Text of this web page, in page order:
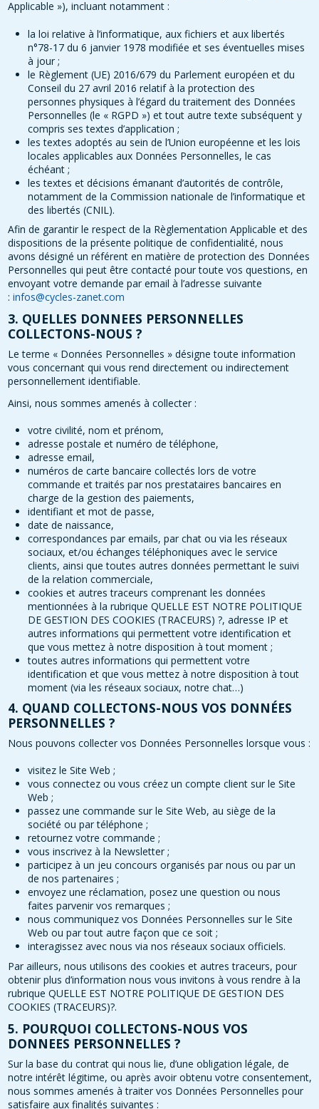
Applicable »), incluant notamment :
la loi relative à l’informatique, aux fichiers et aux libertés
n°78-17 du 6 janvier 1978 modifiée et ses éventuelles mises
à jour ;
le Règlement (UE) 2016/679 du Parlement européen et du
Conseil du 27 avril 2016 relatif à la protection des
personnes physiques à l’égard du traitement des Données
Personnelles (le « RGPD ») et tout autre texte subséquent y
compris ses textes d’application ;
les textes adoptés au sein de l’Union européenne et les lois
locales applicables aux Données Personnelles, le cas
échéant ;
les textes et décisions émanant d’autorités de contrôle,
notamment de la Commission nationale de l’informatique et
des libertés (CNIL).
Afin de garantir le respect de la Règlementation Applicable et des
dispositions de la présente politique de confidentialité, nous
avons désigné un référent en matière de protection des Données
Personnelles qui peut être contacté pour toute vos questions, en
envoyant votre demande par email à l’adresse suivante
: infos@cycles-zanet.com
3. QUELLES DONNEES PERSONNELLES
COLLECTONS-NOUS ?
Le terme « Données Personnelles » désigne toute information
vous concernant qui vous rend directement ou indirectement
personnellement identifiable.
Ainsi, nous sommes amenés à collecter :
votre civilité, nom et prénom,
adresse postale et numéro de téléphone,
adresse email,
numéros de carte bancaire collectés lors de votre
commande et traités par nos prestataires bancaires en
charge de la gestion des paiements,
identifiant et mot de passe,
date de naissance,
correspondances par emails, par chat ou via les réseaux
sociaux, et/ou échanges téléphoniques avec le service
clients, ainsi que toutes autres données permettant le suivi
de la relation commerciale,
cookies et autres traceurs comprenant les données
mentionnées à la rubrique QUELLE EST NOTRE POLITIQUE
DE GESTION DES COOKIES (TRACEURS) ?, adresse IP et
autres informations qui permettent votre identification et
que vous mettez à notre disposition à tout moment ;
toutes autres informations qui permettent votre
identification et que vous mettez à notre disposition à tout
moment (via les réseaux sociaux, notre chat…)
4. QUAND COLLECTONS-NOUS VOS DONNÉES
PERSONNELLES ?
Nous pouvons collecter vos Données Personnelles lorsque vous :
visitez le Site Web ;
vous connectez ou vous créez un compte client sur le Site
Web ;
passez une commande sur le Site Web, au siège de la
société ou par téléphone ;
retournez votre commande ;
vous inscrivez à la Newsletter ;
participez à un jeu concours organisés par nous ou par un
de nos partenaires ;
envoyez une réclamation, posez une question ou nous
faites parvenir vos remarques ;
nous communiquez vos Données Personnelles sur le Site
Web ou par tout autre façon que ce soit ;
interagissez avec nous via nos réseaux sociaux officiels.
Par ailleurs, nous utilisons des cookies et autres traceurs, pour
obtenir plus d’information nous vous invitons à vous rendre à la
rubrique QUELLE EST NOTRE POLITIQUE DE GESTION DES
COOKIES (TRACEURS)?.
5. POURQUOI COLLECTONS-NOUS VOS
DONNEES PERSONNELLES ?
Sur la base du contrat qui nous lie, d’une obligation légale, de
notre intérêt légitime, ou après avoir obtenu votre consentement,
nous sommes amenés à traiter vos Données Personnelles pour
satisfaire aux finalités suivantes :